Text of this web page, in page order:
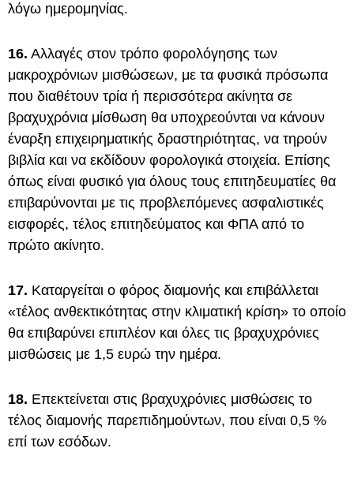
λόγω ημερομηνίας.
16. Αλλαγές στον τρόπο φορολόγησης των
μακροχρόνιων μισθώσεων, με τα φυσικά πρόσωπα
που διαθέτουν τρία ή περισσότερα ακίνητα σε
βραχυχρόνια μίσθωση θα υποχρεούνται να κάνουν
έναρξη επιχειρηματικής δραστηριότητας, να τηρούν
βιβλία και να εκδίδουν φορολογικά στοιχεία. Επίσης
όπως είναι φυσικό για όλους τους επιτηδευματίες θα
επιβαρύνονται με τις προβλεπόμενες ασφαλιστικές
εισφορές, τέλος επιτηδεύματος και ΦΠΑ από το
πρώτο ακίνητο.
17. Καταργείται ο φόρος διαμονής και επιβάλλεται
«τέλος ανθεκτικότητας στην κλιματική κρίση» το οποίο
θα επιβαρύνει επιπλέον και όλες τις βραχυχρόνιες
μισθώσεις με 1,5 ευρώ την ημέρα.
18. Επεκτείνεται στις βραχυχρόνιες μισθώσεις το
τέλος διαμονής παρεπιδημούντων, που είναι 0,5 %
επί των εσόδων.